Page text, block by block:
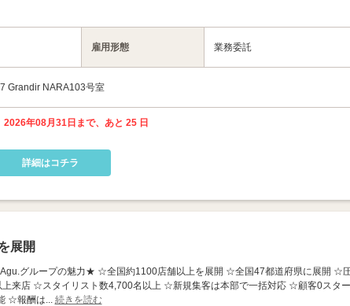
雇用形態 業務委託
Grandir NARA103号室
2026年08月31日まで、あと 25 日
詳細はコチラ
展開
グループの魅力★ ☆全国約1100店舗以上を展開 ☆全国47都道府県に展開 ☆
来店 ☆スタイリスト数4,700名以上 ☆新規集客は本部で一括対応 ☆顧客0スター
☆報酬は... 続きを読む